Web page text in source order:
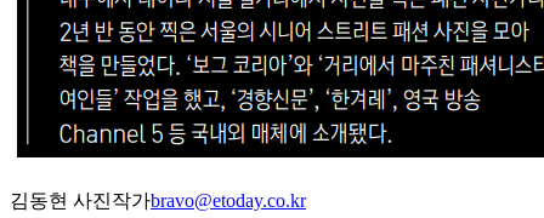
김동현 사진작가bravo@etoday.co.kr